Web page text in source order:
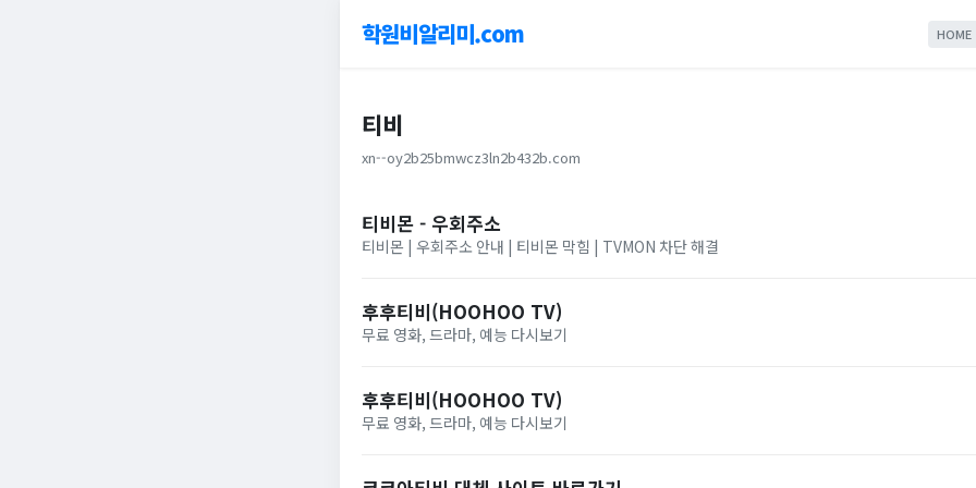
학원비알리미.com HOME
티비
xn--oy2b25bmwcz3ln2b432b.com
티비몬 - 우회주소
티비몬 | 우회주소 안내 | 티비몬 막힘 | TVMON 차단 해결
후후티비(HOOHOO TV)
무료 영화, 드라마, 예능 다시보기
후후티비(HOOHOO TV)
무료 영화, 드라마, 예능 다시보기